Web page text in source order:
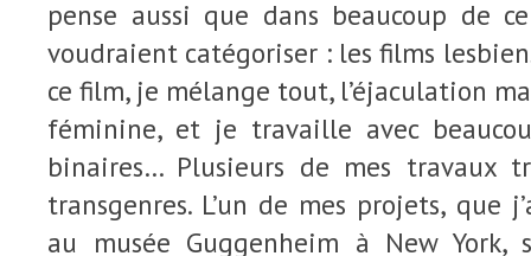
pense aussi que dans beaucoup de
voudraient catégoriser : les films
ce film, je mélange tout, l’éjaculation
féminine, et je travaille avec
binaires… Plusieurs de mes travaux
transgenres. L’un de mes projets, que
au musée Guggenheim à New York,